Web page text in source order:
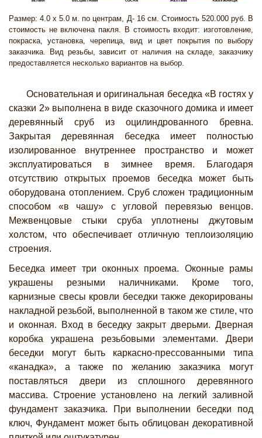
Размер: 4.0 х 5.0 м. по центрам, Д- 16 см. Стоимость 520.000 руб. В
стоимость не включена пакля. В стоимость входит: изготовление,
покраска, установка, черепица, вид и цвет покрытия по выбору
заказчика. Вид резьбы, зависит от наличия на складе, заказчику
предоставляется несколько вариантов на выбор.
Основательная и оригинальная беседка «В гостях у
сказки 2» выполнена в виде сказочного домика и имеет
деревянный сруб из оцилиндрованного бревна.
Закрытая деревянная беседка имеет полностью
изолированное внутреннее пространство и может
эксплуатироваться в зимнее время. Благодаря
отсутствию открытых проемов беседка может быть
оборудована отоплением. Сруб сложен традиционным
способом «в чашу» с угловой перевязью венцов.
Межвенцовые стыки сруба уплотнены джутовым
холстом, что обеспечивает отличную теплоизоляцию
строения.
Беседка имеет три оконных проема. Оконные рамы
украшены резными наличниками. Кроме того,
карнизные свесы кровли беседки также декорированы
накладной резьбой, выполненной в таком же стиле, что
и оконная. Вход в беседку закрыт дверьми. Дверная
коробка украшена резьбовыми элементами. Двери
беседки могут быть каркасно-прессованными типа
«канадка», а также по желанию заказчика могут
поставляться двери из сплошного деревянного
массива. Строение установлено на легкий заливной
фундамент заказчика. При выполнении беседки под
ключ, Фундамент может быть облицован декоративной